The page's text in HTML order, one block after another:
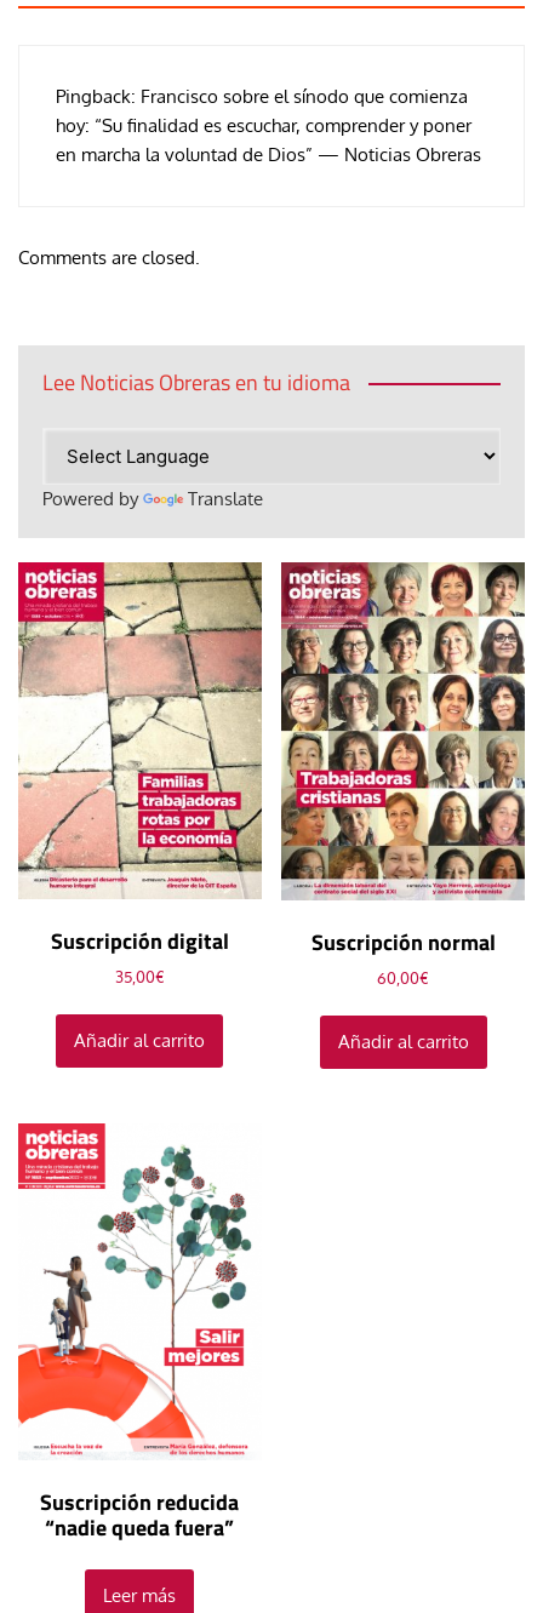
Pingback: Francisco sobre el sínodo que comienza
hoy: “Su finalidad es escuchar, comprender y poner
en marcha la voluntad de Dios” — Noticias Obreras
Comments are closed.
Lee Noticias Obreras en tu idioma
Powered by Translate
Suscripción digital
35,00€
Añadir al carrito
Suscripción normal
60,00€
Añadir al carrito
Suscripción reducida
“nadie queda fuera”
Leer más